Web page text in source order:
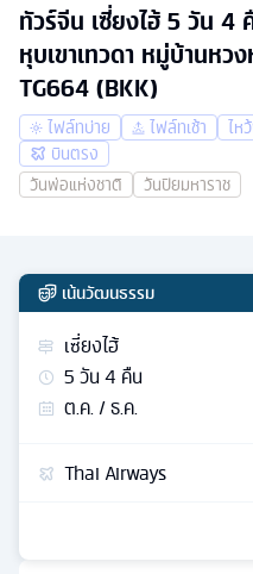
ทัวร์จีน เซี่ยงไฮ้ 5 วัน 4
หุบเขาเทวดา หมู่บ้านห
TG664 (BKK)
ไฟล์ทบ่าย ไฟล์ทเช้า ไห
บินตรง
วันพ่อแห่งชาติ
วันปิยมหาราช
เน้นวัฒนธรรม
เซี่ยงไฮ้
5วัน4 คืน
ต.ค. / ธ.ค.
Thai Airways